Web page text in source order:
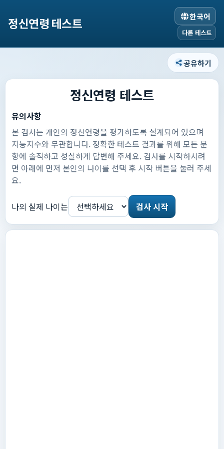
정신연령 테스트 한국어
다른 테스트
공유하기
정신연령 테스트
유의사항
본 검사는 개인의 정신연령을 평가하도록 설계되어 있으며
지능지수와 무관합니다. 정확한 테스트 결과를 위해 모든 문
항에 솔직하고 성실하게 답변해 주세요. 검사를 시작하시려
면 아래에 먼저 본인의 나이를 선택 후 시작 버튼을 눌러 주세
요.
나의 실제 나이는 검사 시작